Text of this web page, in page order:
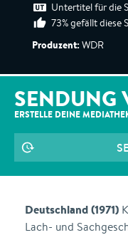
Untertitel für die
73% gefällt diese
Produzent: WDR
SENDUNG
ERSTELLE DEINE
Deutschland (1971)
Lach- und